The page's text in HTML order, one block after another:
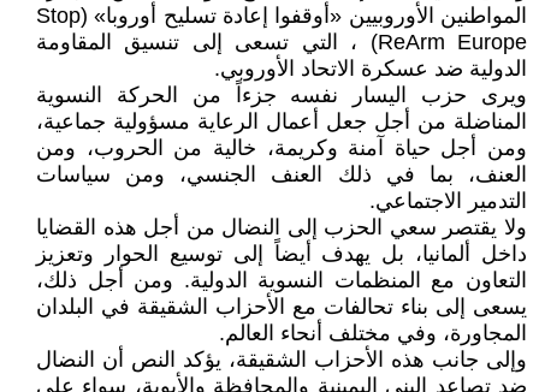
المواطنين الأوروبيين «أوقفوا إعادة تسليح أوروبا» (Stop
ReArm Europe) ، التي تسعى إلى تنسيق المقاومة
الدولية ضد عسكرة الاتحاد الأوروبي.
ويرى حزب اليسار نفسه جزءاً من الحركة النسوية
المناضلة من أجل جعل أعمال الرعاية مسؤولية جماعية،
ومن أجل حياة آمنة وكريمة، خالية من الحروب، ومن
العنف، بما في ذلك العنف الجنسي، ومن سياسات
التدمير الاجتماعي.
ولا يقتصر سعي الحزب إلى النضال من أجل هذه القضايا
داخل ألمانيا، بل يهدف أيضاً إلى توسيع الحوار وتعزيز
التعاون مع المنظمات النسوية الدولية. ومن أجل ذلك،
يسعى إلى بناء تحالفات مع الأحزاب الشقيقة في البلدان
المجاورة، وفي مختلف أنحاء العالم.
وإلى جانب هذه الأحزاب الشقيقة، يؤكد النص أن النضال
ضد تصاعد البنى اليمينية والمحافظة والأبوية، سواء على